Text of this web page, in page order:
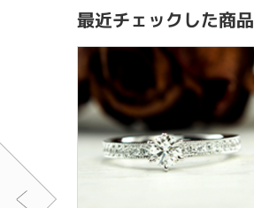
最近チェックした商品